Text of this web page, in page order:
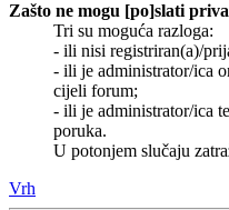
Zašto ne mogu [po]slati
Tri su moguća razloga:
- ili nisi registriran(a)/
- ili je administrator/ica
cijeli forum;
- ili je administrator/ica
poruka.
U potonjem slučaju
Vrh